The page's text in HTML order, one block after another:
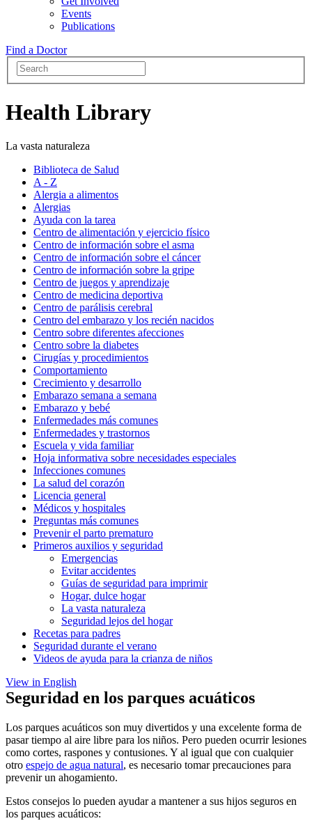
Events
Publications
Find a Doctor
Health Library
La vasta naturaleza
Biblioteca de Salud
A - Z
Alergia a alimentos
Alergias
Ayuda con la tarea
Centro de alimentación y ejercicio físico
Centro de información sobre el asma
Centro de información sobre el cáncer
Centro de información sobre la gripe
Centro de juegos y aprendizaje
Centro de medicina deportiva
Centro de parálisis cerebral
Centro del embarazo y los recién nacidos
Centro sobre diferentes afecciones
Centro sobre la diabetes
Cirugías y procedimientos
Comportamiento
Crecimiento y desarrollo
Embarazo semana a semana
Embarazo y bebé
Enfermedades más comunes
Enfermedades y trastornos
Escuela y vida familiar
Hoja informativa sobre necesidades especiales
Infecciones comunes
La salud del corazón
Licencia general
Médicos y hospitales
Preguntas más comunes
Prevenir el parto prematuro
Primeros auxilios y seguridad
Emergencias
Evitar accidentes
Guías de seguridad para imprimir
Hogar, dulce hogar
La vasta naturaleza
Seguridad lejos del hogar
Recetas para padres
Seguridad durante el verano
Videos de ayuda para la crianza de niños
View in English
Seguridad en los parques acuáticos
Los parques acuáticos son muy divertidos y una excelente forma de
pasar tiempo al aire libre para los niños. Pero pueden ocurrir lesiones
como cortes, raspones y contusiones. Y al igual que con cualquier
otro espejo de agua natural, es necesario tomar precauciones para
prevenir un ahogamiento.
Estos consejos lo pueden ayudar a mantener a sus hijos seguros en
los parques acuáticos: